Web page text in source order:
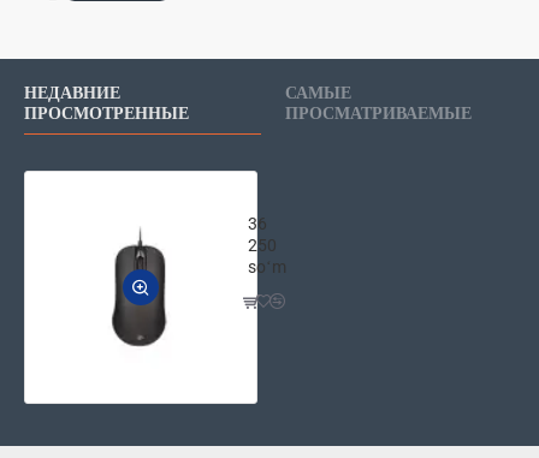
НЕДАВНИЕ
ПРОСМОТРЕННЫЕ
САМЫЕ
ПРОСМАТРИВАЕМЫЕ
36
250
soʻm